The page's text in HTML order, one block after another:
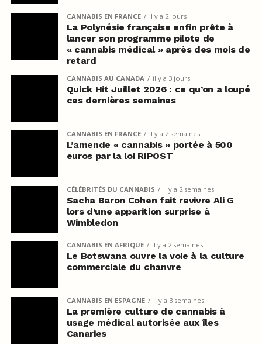
CANNABIS EN FRANCE il y a 2 jours
La Polynésie française enfin prête à
lancer son programme pilote de
« cannabis médical » après des mois de
retard
CANNABIS AU CANADA il y a 3 jours
Quick Hit Juillet 2026 : ce qu’on a loupé
ces dernières semaines
CANNABIS EN FRANCE il y a 2 semaines
L’amende « cannabis » portée à 500
euros par la loi RIPOST
CÉLÉBRITÉS DU CANNABIS il y a 2 semaines
Sacha Baron Cohen fait revivre Ali G
lors d’une apparition surprise à
Wimbledon
CANNABIS EN AFRIQUE il y a 2 semaines
Le Botswana ouvre la voie à la culture
commerciale du chanvre
CANNABIS EN ESPAGNE il y a 3 semaines
La première culture de cannabis à
usage médical autorisée aux îles
Canaries